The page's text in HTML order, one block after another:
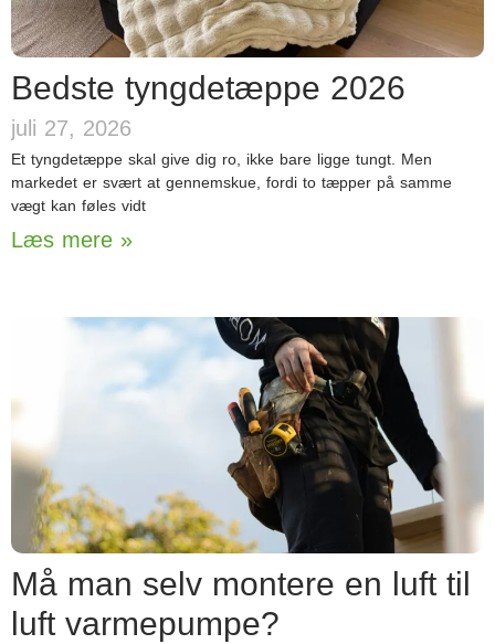
Bedste tyngdetæppe 2026
juli 27, 2026
Et tyngdetæppe skal give dig ro, ikke bare ligge tungt. Men
markedet er svært at gennemskue, fordi to tæpper på samme
vægt kan føles vidt
Læs mere »
Må man selv montere en luft til
luft varmepumpe?